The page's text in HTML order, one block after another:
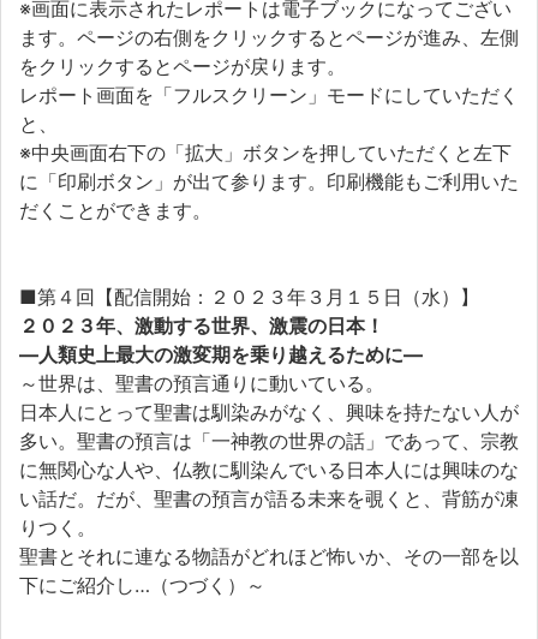
※画面に表示されたレポートは電子ブックになってござい
ます。ページの右側をクリックするとページが進み、左側
をクリックするとページが戻ります。
レポート画面を「フルスクリーン」モードにしていただく
と、
※中央画面右下の「拡大」ボタンを押していただくと左下
に「印刷ボタン」が出て参ります。印刷機能もご利用いた
だくことができます。
■第４回【配信開始：２０２３年３月１５日（水）】
２０２３年、激動する世界、激震の日本！
―人類史上最大の激変期を乗り越えるために―
～世界は、聖書の預言通りに動いている。
日本人にとって聖書は馴染みがなく、興味を持たない人が
多い。聖書の預言は「一神教の世界の話」であって、宗教
に無関心な人や、仏教に馴染んでいる日本人には興味のな
い話だ。だが、聖書の預言が語る未来を覗くと、背筋が凍
りつく。
聖書とそれに連なる物語がどれほど怖いか、その一部を以
下にご紹介し…（つづく）～